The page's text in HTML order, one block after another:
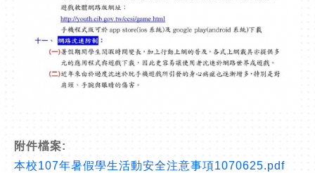
附件檔案:
本校107年暑假學生活動安全注意事項1070625.pdf